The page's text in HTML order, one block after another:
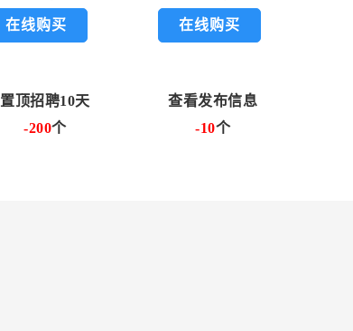
在线购买
在线购买
置顶招聘10天
查看发布信息
-200个 -10个